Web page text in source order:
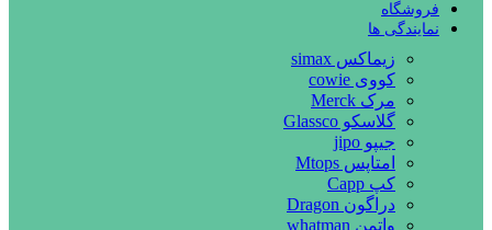
فروشگاه
نمایندگی ها
زیماکس simax
کووی cowie
مرک Merck
گلاسکو Glassco
جیپو jipo
امتاپس Mtops
کپ Capp
دراگون Dragon
واتمن whatman